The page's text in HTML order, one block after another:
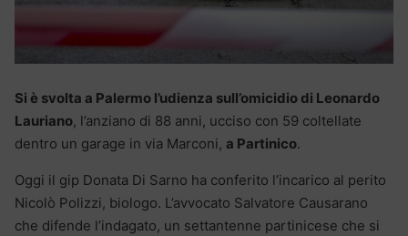
Si è svolta a Palermo l’udienza sull’omicidio di Leonardo
Lauriano, l’anziano di 88 anni, ucciso con 59 coltellate
dentro un garage in via Marconi, a Partinico.
Oggi il gip Donata Di Sarno ha conferito l’incarico al perito
Nicolò Polizzi, biologo. L’avvocato Salvatore Causarano
che difende l’indagato, un settantenne partinicese che si